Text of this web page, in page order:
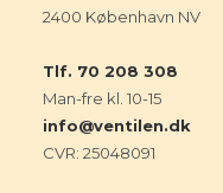
2400 København NV
Tlf. 70 208 308
Man-fre kl. 10-15
info@ventilen.dk
CVR: 25048091